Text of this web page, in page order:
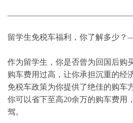
留学生免税车福利，你了解多少
作为留学生，你是否曾为回国后购
购车费用过高，让你承担沉重的经
免税车政策为你提供了绝佳的购车
你可以省下至高20余万的购车费用
驾。